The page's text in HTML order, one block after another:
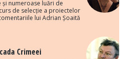
și numeroase luări de
de selecție a proiectelor
lui Adrian Șoaită
Crimeei